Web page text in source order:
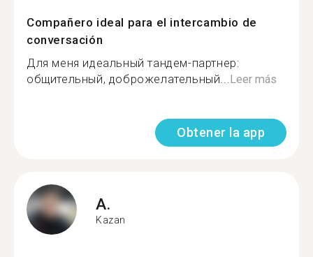
Compañero ideal para el intercambio de
conversación
Для меня идеальный тандем-партнер:
общительный, доброжелательный... Leer más
Obtener la app
A.
Kazan